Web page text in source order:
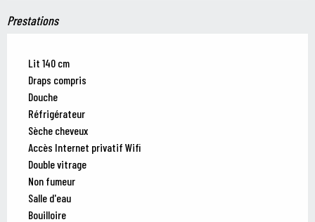
Prestations
Lit 140 cm
Draps compris
Douche
Réfrigérateur
Sèche cheveux
Accès Internet privatif Wifi
Double vitrage
Non fumeur
Salle d'eau
Bouilloire